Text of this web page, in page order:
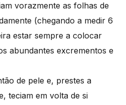
vorazmente as folhas de
(chegando a medir 6
estar sempre a colocar
abundantes excrementos e
de pele e, prestes a
teciam em volta de si